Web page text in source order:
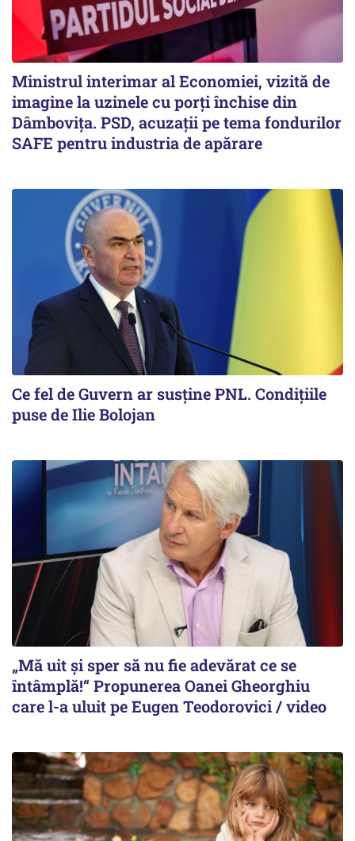
Ministrul interimar al Economiei, vizită de
imagine la uzinele cu porți închise din
Dâmbovița. PSD, acuzații pe tema fondurilor
SAFE pentru industria de apărare
Ce fel de Guvern ar susține PNL. Condițiile
puse de Ilie Bolojan
„Mă uit și sper să nu fie adevărat ce se
întâmplă!“ Propunerea Oanei Gheorghiu
care l-a uluit pe Eugen Teodorovici / video